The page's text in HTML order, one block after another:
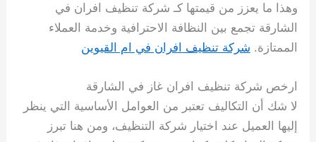
وهذا ما يعزز من قيمتها كـ شركة تنظيف افران في
الشارقة تجمع بين النظافة الاحترافية وخدمة العملاء
الممتازة. شركة تنظيف افران في ام القيوين
ارخص شركة تنظيف افران غاز في الشارقة
لا شك أن التكاليف تعتبر من العوامل الأساسية التي ينظر
إليها العميل عند اختيار شركة التنظيف، ومن هنا تبرز